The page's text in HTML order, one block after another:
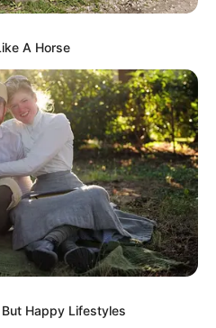
A Horse
Happy Lifestyles